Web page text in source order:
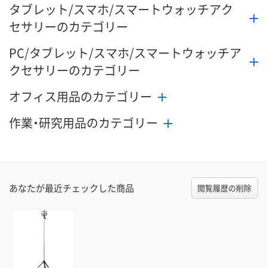
タブレット/スマホ/スマートウォッチアク
セサリーのカテゴリー
PC/タブレット/スマホ/スマートウォッチア
クセサリーのカテゴリー
オフィス用品のカテゴリー
作業・研究用品のカテゴリー
あなたが最近チェックした商品 閲覧履歴の削除